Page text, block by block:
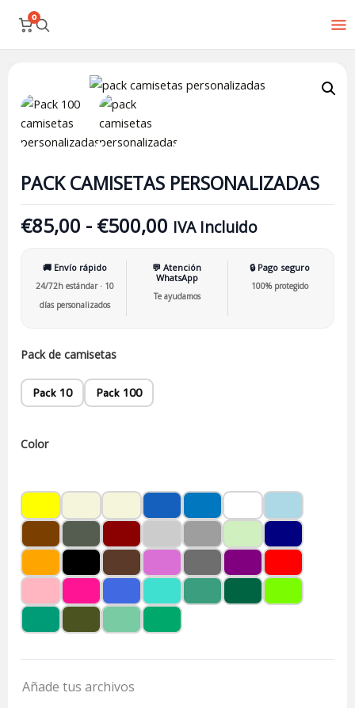
0
contenido
PACK CAMISETAS PERSONALIZADAS
€85,00 - €500,00
de
€85,00
€500,00
IVA Incluido
🚚 Envío rápido
24/72h estándar · 10
días personalizados
💬 Atención
WhatsApp
Te ayudamos
🔒 Pago seguro
100% protegido
Pack de camisetas
Pack 10 Pack 100
Color
Añade tus archivos
personalizadas
cantidad